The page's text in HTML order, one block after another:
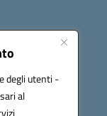
degli utenti -
al